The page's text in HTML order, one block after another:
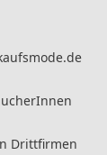
Drittfirmen